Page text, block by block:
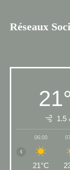
Réseaux
06:00
21°C
‹